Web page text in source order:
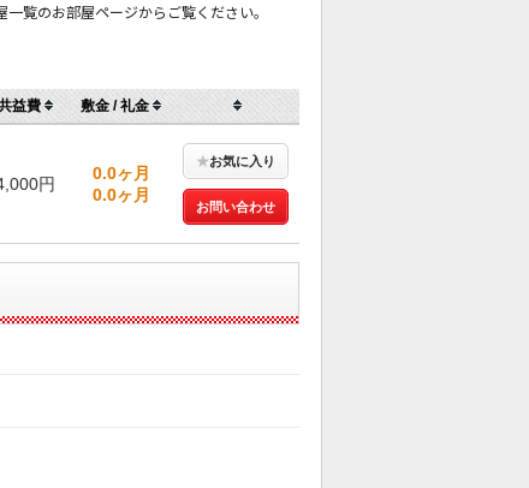
覧のお部屋ページからご覧ください。
益費 敷金 / 礼金
円
0.0ヶ月
0.0ヶ月
★お気に入り
お問い合わせ